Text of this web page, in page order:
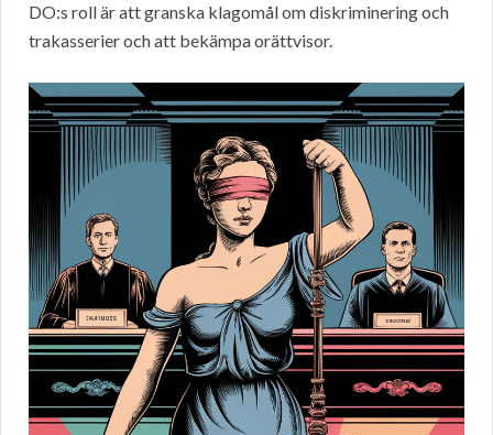
DO:s roll är att granska klagomål om diskriminering och
trakasserier och att bekämpa orättvisor.